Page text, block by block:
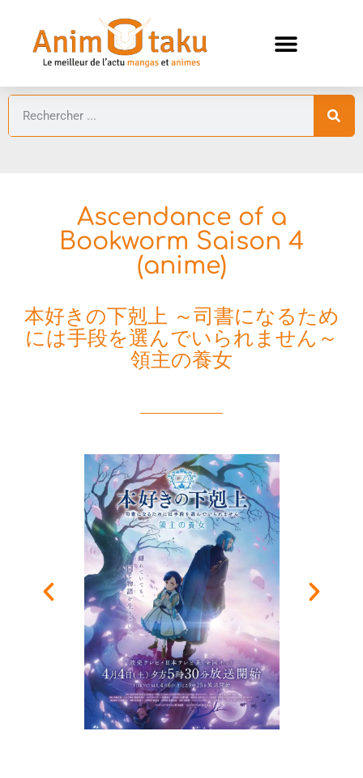
Ascendance of a
Bookworm Saison 4
(anime)
本好きの下剋上 ～司書になるため
には手段を選んでいられません～
領主の養女